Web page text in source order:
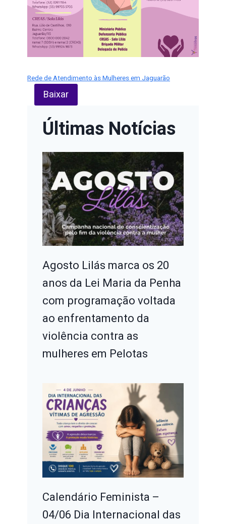
Rede de Atendimento às Mulheres em Jaguarão
Baixar
Últimas Notícias
Agosto Lilás marca os 20
anos da Lei Maria da Penha
com programação voltada
ao enfrentamento da
violência contra as
mulheres em Pelotas
Calendário Feminista –
04/06 Dia Internacional das